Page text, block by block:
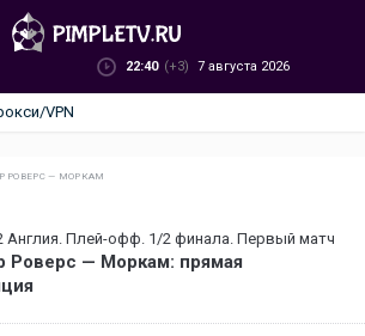
22:40 (+3) 7 августа 2026
VPN
РОВЕРС — МОРКАМ
Англия. Плей-офф. 1/2 финала. Первый матч
Роверс — Моркам: прямая